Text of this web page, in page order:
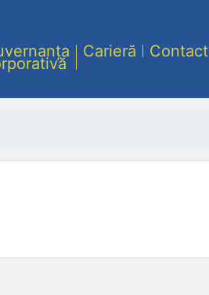
Carieră Contact